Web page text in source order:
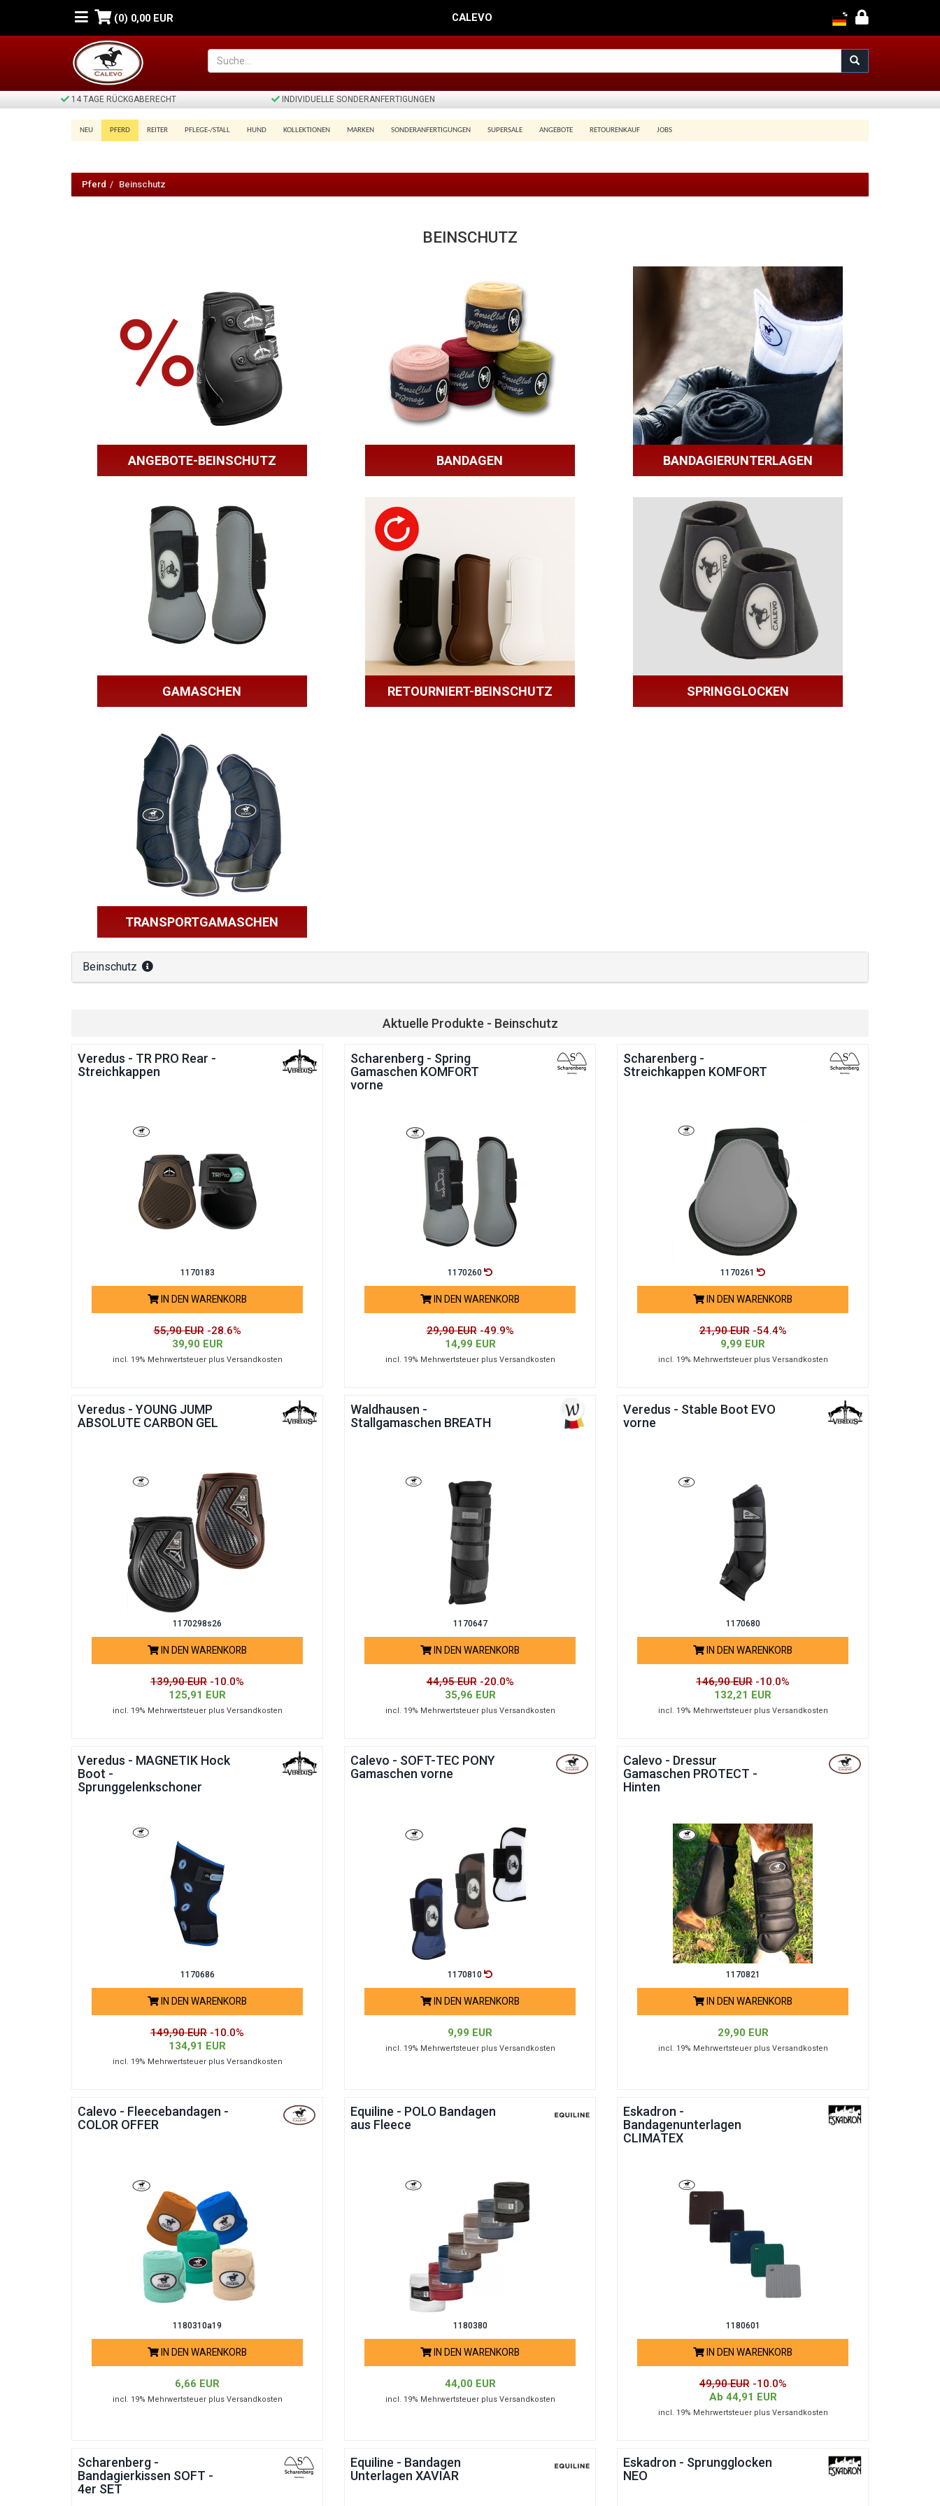
(0) 0,00 EUR CALEVO
14 TAGE RÜCKGABERECHT INDIVIDUELLE SONDERANFERTIGUNGEN
NEU PFERD REITER PFLEGE-/STALL HUND KOLLEKTIONEN MARKEN SONDERANFERTIGUNGEN SUPERSALE ANGEBOTE RETOURENKAUF JOBS
Pferd Beinschutz
BEINSCHUTZ
ANGEBOTE-BEINSCHUTZ BANDAGEN BANDAGIERUNTERLAGEN
GAMASCHEN RETOURNIERT-BEINSCHUTZ SPRINGGLOCKEN
TRANSPORTGAMASCHEN
Beinschutz
Aktuelle Produkte - Beinschutz
Veredus - TR PRO Rear -
Streichkappen
1170183
IN DEN WARENKORB
55,90 EUR -28.6%
39,90 EUR
incl. 19% Mehrwertsteuer plus Versandkosten
Scharenberg - Spring
Gamaschen KOMFORT
vorne
1170260
IN DEN WARENKORB
29,90 EUR -49.9%
14,99 EUR
incl. 19% Mehrwertsteuer plus Versandkosten
Scharenberg -
Streichkappen KOMFORT
1170261
IN DEN WARENKORB
21,90 EUR -54.4%
9,99 EUR
incl. 19% Mehrwertsteuer plus Versandkosten
Veredus - YOUNG JUMP
ABSOLUTE CARBON GEL
1170298s26
IN DEN WARENKORB
139,90 EUR -10.0%
125,91 EUR
incl. 19% Mehrwertsteuer plus Versandkosten
Waldhausen -
Stallgamaschen BREATH
1170647
IN DEN WARENKORB
44,95 EUR -20.0%
35,96 EUR
incl. 19% Mehrwertsteuer plus Versandkosten
Veredus - Stable Boot EVO
vorne
1170680
IN DEN WARENKORB
146,90 EUR -10.0%
132,21 EUR
incl. 19% Mehrwertsteuer plus Versandkosten
Veredus - MAGNETIK Hock
Boot -
Sprunggelenkschoner
1170686
IN DEN WARENKORB
149,90 EUR -10.0%
134,91 EUR
incl. 19% Mehrwertsteuer plus Versandkosten
Calevo - SOFT-TEC PONY
Gamaschen vorne
1170810
IN DEN WARENKORB
9,99 EUR
incl. 19% Mehrwertsteuer plus Versandkosten
Calevo - Dressur
Gamaschen PROTECT -
Hinten
1170821
IN DEN WARENKORB
29,90 EUR
incl. 19% Mehrwertsteuer plus Versandkosten
Calevo - Fleecebandagen -
COLOR OFFER
1180310a19
IN DEN WARENKORB
6,66 EUR
incl. 19% Mehrwertsteuer plus Versandkosten
Equiline - POLO Bandagen
aus Fleece
1180380
IN DEN WARENKORB
44,00 EUR
incl. 19% Mehrwertsteuer plus Versandkosten
Eskadron -
Bandagenunterlagen
CLIMATEX
1180601
IN DEN WARENKORB
49,90 EUR -10.0%
Ab 44,91 EUR
incl. 19% Mehrwertsteuer plus Versandkosten
Scharenberg -
Bandagierkissen SOFT -
4er SET
Equiline - Bandagen
Unterlagen XAVIAR
Eskadron - Sprungglocken
NEO